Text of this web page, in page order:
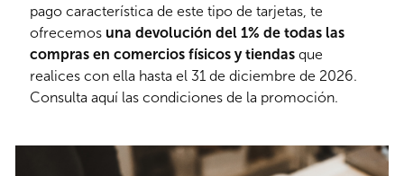
pago característica de este tipo de tarjetas, te
ofrecemos una devolución del 1% de todas las
compras en comercios físicos y tiendas que
realices con ella hasta el 31 de diciembre de 2026.
Consulta aquí las condiciones de la promoción.